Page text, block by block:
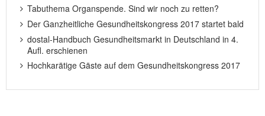
Tabuthema Organspende. Sind wir noch zu retten?
Der Ganzheitliche Gesundheitskongress 2017 startet bald
dostal-Handbuch Gesundheitsmarkt in Deutschland in 4.
Aufl. erschienen
Hochkarätige Gäste auf dem Gesundheitskongress 2017